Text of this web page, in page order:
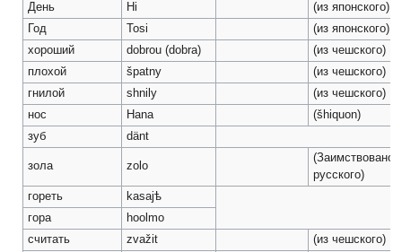
День
Hi
(из японского)
Год
Tosi
(из японского)
хороший
dobrou (dobra)
(из чешского)
плохой
špatny
(из чешского)
гнилой
shnily
(из чешского)
нос
Hana
(šhiquon)
зуб
dänt
зола zolo
(Заимствовано
русского)
гореть
kasajѣ
гора
hoolmo
считать
zvažit
(из чешского)